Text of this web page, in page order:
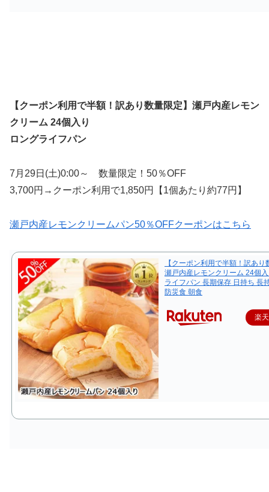
【クーポン利用で半額！訳あり数量限定】瀬戸内産レモン
クリーム 24個入り
ロングライフパン
7月29日(土)0:00～ 数量限定！50％OFF
3,700円→クーポン利用で1,850円【1個あたり約77円】
瀬戸内産レモンクリームパン50％OFFクーポンはこちら
【クーポン利用で半額！訳あり
瀬戸内産レモンクリーム 24個
ライフパン 長期保存 日持ち 長
防災食 朝食
楽